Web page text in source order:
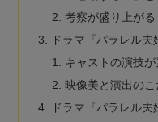
考察が盛り上が
ドラマ『パラレル夫
キャストの演技
映像美と演出のこ
ドラマ『パラレル夫